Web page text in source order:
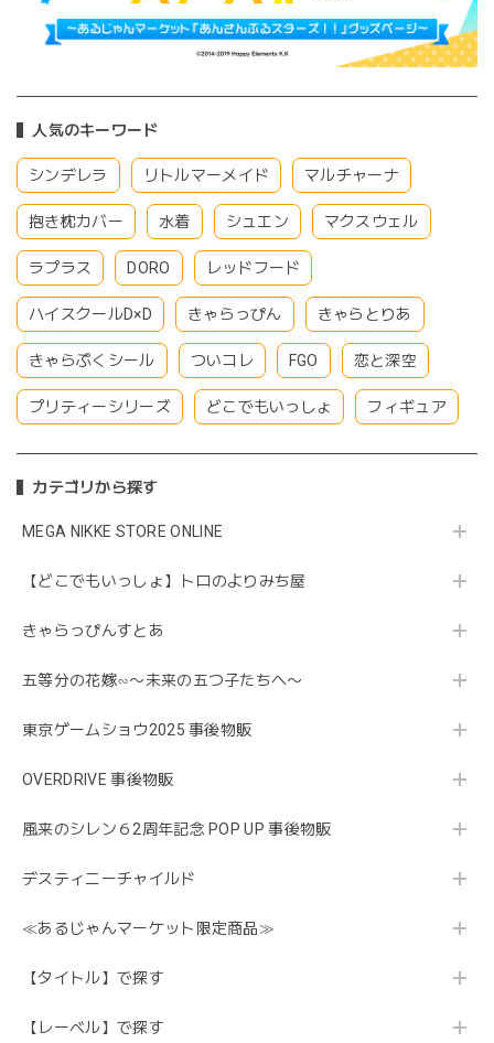
人気のキーワード
シンデレラ リトルマーメイド マルチャーナ
抱き枕カバー 水着 シュエン マクスウェル
ラプラス DORO レッドフード
ハイスクールD×D きゃらっぴん きゃらとりあ
きゃらぷくシール ついコレ FGO 恋と深空
プリティーシリーズ どこでもいっしょ フィギュア
カテゴリから探す
MEGA NIKKE STORE ONLINE
【どこでもいっしょ】トロのよりみち屋
きゃらっぴんすとあ
五等分の花嫁∽〜未来の五つ子たちへ〜
東京ゲームショウ2025 事後物販
OVERDRIVE 事後物販
風来のシレン６2周年記念 POP UP 事後物販
デスティニーチャイルド
≪あるじゃんマーケット限定商品≫
【タイトル】で探す
【レーベル】で探す